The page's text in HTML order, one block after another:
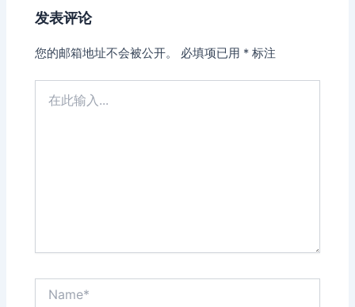
发表评论
您的邮箱地址不会被公开。 必填项已用 * 标注